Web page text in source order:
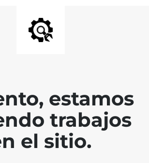
estamos
trabajos
el sitio.